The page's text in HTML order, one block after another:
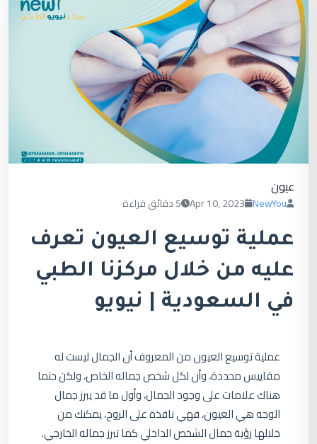
عيون
NewYou
Apr 10, 2023 5 دقائق قراءة
عملية توسيع العيون تعرف
عليه من خلال مركزنا الطبي
في السعودية | نيويو
عملية توسيع العيون من المعروف أن الجمال ليست له
مقاييس محددة، وأن لكل شخص جماله الخاص، ولكن حتما
هناك علامات على وجود الجمال، وأول ما قد يبرز جمال
الوجه هي العيون، فهي نافذة على الروح، يمكنك من
خلالها رؤية جمال الشخص الداخلي كما تبرز جماله الخارجي.